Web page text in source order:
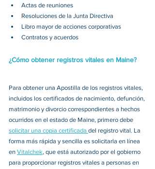
Actas de reuniones
Resoluciones de la Junta Directiva
Libro mayor de acciones corporativas
Contratos y acuerdos
¿Cómo obtener registros vitales en Maine?
Para obtener una Apostilla de los registros vitales,
incluidos los certificados de nacimiento, defunción,
matrimonio y divorcio correspondientes a hechos
ocurridos en el estado de Maine, primero debe
solicitar una copia certificada del registro vital. La
forma más rápida y sencilla es solicitarla en línea
en Vitalchek, que está autorizado por el gobierno
para proporcionar registros vitales a personas en